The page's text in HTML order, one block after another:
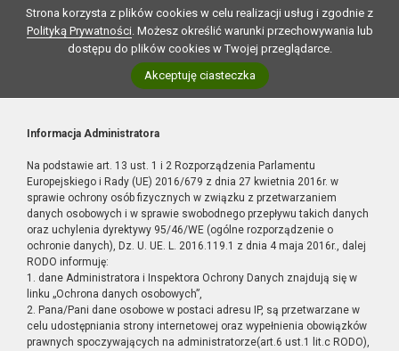
Strona korzysta z plików cookies w celu realizacji usług i zgodnie z
Polityką Prywatności. Możesz określić warunki przechowywania lub
dostępu do plików cookies w Twojej przeglądarce.
Akceptuję ciasteczka
Informacja Administratora
Na podstawie art. 13 ust. 1 i 2 Rozporządzenia Parlamentu
Europejskiego i Rady (UE) 2016/679 z dnia 27 kwietnia 2016r. w
sprawie ochrony osób fizycznych w związku z przetwarzaniem
danych osobowych i w sprawie swobodnego przepływu takich danych
oraz uchylenia dyrektywy 95/46/WE (ogólne rozporządzenie o
ochronie danych), Dz. U. UE. L. 2016.119.1 z dnia 4 maja 2016r., dalej
RODO informuję:
1. dane Administratora i Inspektora Ochrony Danych znajdują się w
linku „Ochrona danych osobowych”,
2. Pana/Pani dane osobowe w postaci adresu IP, są przetwarzane w
celu udostępniania strony internetowej oraz wypełnienia obowiązków
prawnych spoczywających na administratorze(art.6 ust.1 lit.c RODO),